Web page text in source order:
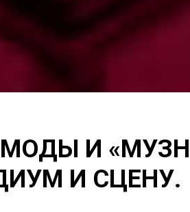
И
И СЦЕНУ.